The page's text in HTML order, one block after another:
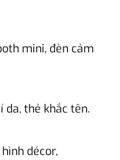
mini, đèn cảm
da, thẻ khắc tên.
décor,